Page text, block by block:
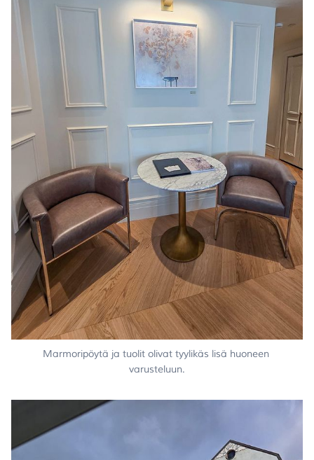
Marmoripöytä ja tuolit olivat tyylikäs lisä huoneen
varusteluun.